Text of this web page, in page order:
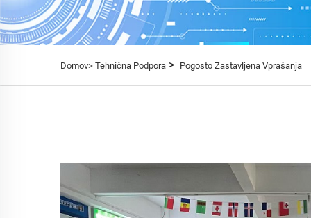
Domov> Tehnična Podpora > Pogosto Zastavljena Vprašanja